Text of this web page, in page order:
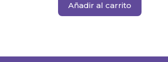
Añadir al carrito